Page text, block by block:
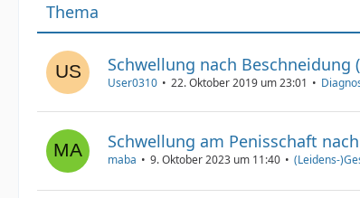
Thema
Schwellung nach Beschneidung
User0310 22. Oktober 2019 um 23:01
Schwellung am Penisschaft
maba 9. Oktober 2023 um 11:40 (Leidens-